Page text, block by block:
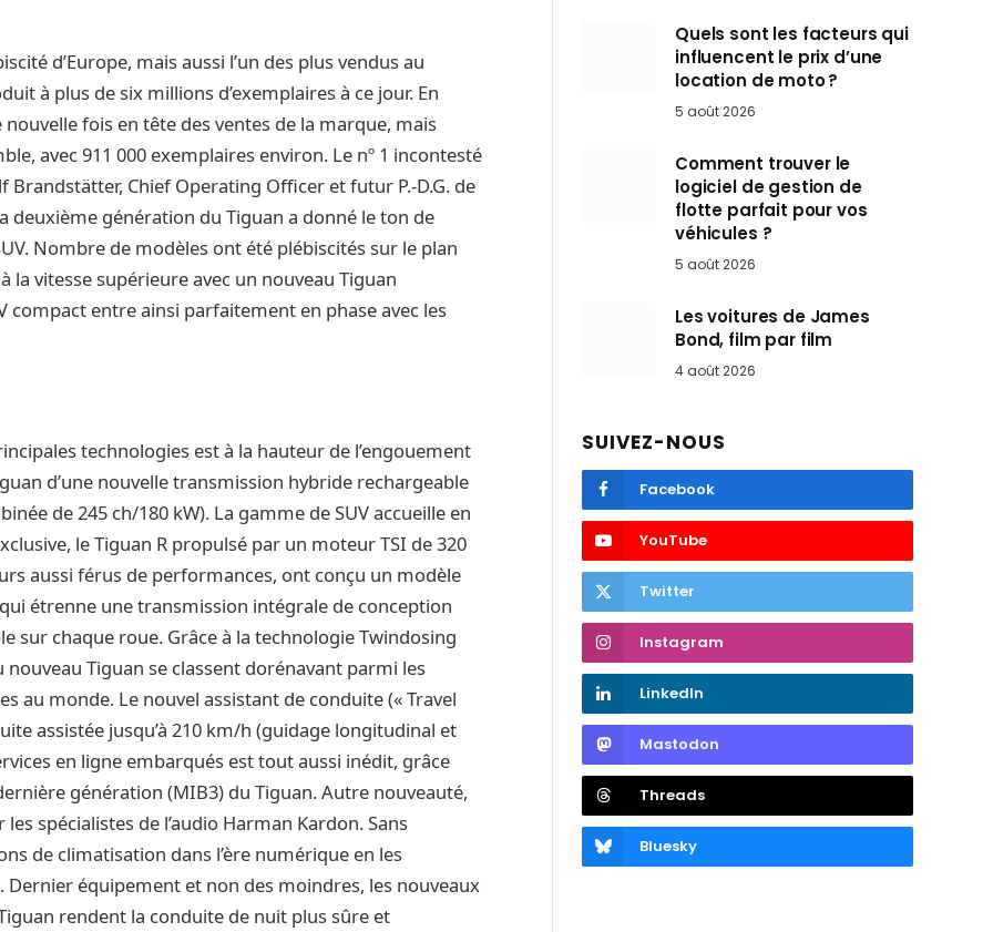
d’Europe, mais aussi l’un des plus vendus au
à plus de six millions d’exemplaires à ce jour. En
nouvelle fois en tête des ventes de la marque, mais
avec 911 000 exemplaires environ. Le nº 1 incontesté
Chief Operating Officer et futur P.-D.G. de
deuxième génération du Tiguan a donné le ton de
Nombre de modèles ont été plébiscités sur le plan
la vitesse supérieure avec un nouveau Tiguan
entre ainsi parfaitement en phase avec les
technologies est à la hauteur de l’engouement
d’une nouvelle transmission hybride rechargeable
de 245 ch/180 kW). La gamme de SUV accueille en
le Tiguan R propulsé par un moteur TSI de 320
aussi férus de performances, ont conçu un modèle
étrenne une transmission intégrale de conception
sur chaque roue. Grâce à la technologie Twindosing
Tiguan se classent dorénavant parmi les
au monde. Le nouvel assistant de conduite (« Travel
assistée jusqu’à 210 km/h (guidage longitudinal et
en ligne embarqués est tout aussi inédit, grâce
génération (MIB3) du Tiguan. Autre nouveauté,
spécialistes de l’audio Harman Kardon. Sans
de climatisation dans l’ère numérique en les
Dernier équipement et non des moindres, les nouveaux
rendent la conduite de nuit plus sûre et
Quels sont les facteurs qui
influencent le prix d’une
location de moto ?
5 août 2026
Comment trouver le
logiciel de gestion de
flotte parfait pour vos
véhicules ?
5 août 2026
Les voitures de James
Bond, film par film
4 août 2026
SUIVEZ-NOUS
Facebook
YouTube
Twitter
Instagram
LinkedIn
Mastodon
Threads
Bluesky